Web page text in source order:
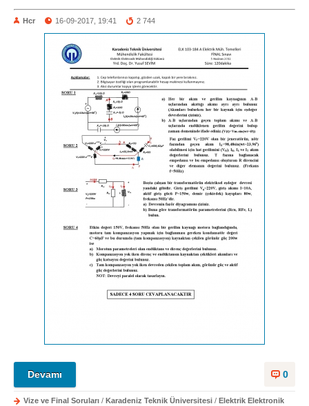
Hcr 16-09-2017, 19:41 2 744
0
Devamı
Vize ve Final Soruları / Karadeniz Teknik Üniversitesi / Elektrik Elektronik